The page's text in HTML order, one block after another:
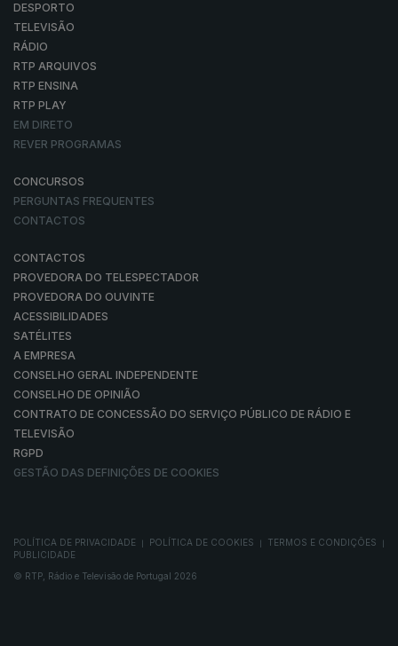
DESPORTO
TELEVISÃO
RÁDIO
RTP ARQUIVOS
RTP ENSINA
RTP PLAY
EM DIRETO
REVER PROGRAMAS
CONCURSOS
PERGUNTAS FREQUENTES
CONTACTOS
CONTACTOS
PROVEDORA DO TELESPECTADOR
PROVEDORA DO OUVINTE
ACESSIBILIDADES
SATÉLITES
A EMPRESA
CONSELHO GERAL INDEPENDENTE
CONSELHO DE OPINIÃO
CONTRATO DE CONCESSÃO DO SERVIÇO PÚBLICO DE RÁDIO E
TELEVISÃO
RGPD
GESTÃO DAS DEFINIÇÕES DE COOKIES
POLÍTICA DE PRIVACIDADE POLÍTICA DE COOKIES TERMOS E CONDIÇÕES
PUBLICIDADE
© RTP, Rádio e Televisão de Portugal 2026